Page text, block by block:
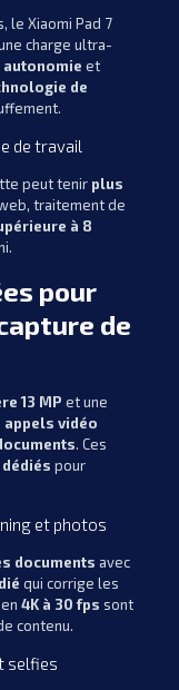
le Xiaomi Pad 7
charge ultra-
autonomie et
de
de travail
peut tenir plus
traitement de
à 8
pour
de
13 MP et une
appels vidéo
. Ces
pour
et photos
documents avec
qui corrige les
4K à 30 fps sont
contenu.
selfies